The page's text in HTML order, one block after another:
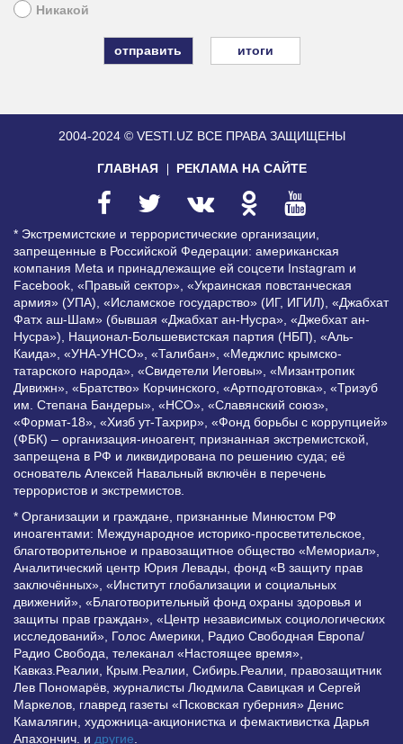
Никакой
итоги
2004-2024 © VESTI.UZ ВСЕ ПРАВА ЗАЩИЩЕНЫ
ГЛАВНАЯ РЕКЛАМА НА САЙТЕ
* Экстремистские и террористические организации,
запрещенные в Российской Федерации: американская
компания Meta и принадлежащие ей соцсети Instagram и
Facebook, «Правый сектор», «Украинская повстанческая
армия» (УПА), «Исламское государство» (ИГ, ИГИЛ), «Джабхат
Фатх аш-Шам» (бывшая «Джабхат ан-Нусра», «Джебхат ан-
Нусра»), Национал-Большевистская партия (НБП), «Аль-
Каида», «УНА-УНСО», «Талибан», «Меджлис крымско-
татарского народа», «Свидетели Иеговы», «Мизантропик
Дивижн», «Братство» Корчинского, «Артподготовка», «Тризуб
им. Степана Бандеры», «НСО», «Славянский союз»,
«Формат-18», «Хизб ут-Тахрир», «Фонд борьбы с коррупцией»
(ФБК) – организация-иноагент, признанная экстремистской,
запрещена в РФ и ликвидирована по решению суда; её
основатель Алексей Навальный включён в перечень
террористов и экстремистов.
* Организации и граждане, признанные Минюстом РФ
иноагентами: Международное историко-просветительское,
благотворительное и правозащитное общество «Мемориал»,
Аналитический центр Юрия Левады, фонд «В защиту прав
заключённых», «Институт глобализации и социальных
движений», «Благотворительный фонд охраны здоровья и
защиты прав граждан», «Центр независимых социологических
исследований», Голос Америки, Радио Свободная Европа/
Радио Свобода, телеканал «Настоящее время»,
Кавказ.Реалии, Крым.Реалии, Сибирь.Реалии, правозащитник
Лев Пономарёв, журналисты Людмила Савицкая и Сергей
Маркелов, главред газеты «Псковская губерния» Денис
Камалягин, художница-акционистка и фемактивистка Дарья
Апахончич. и другие